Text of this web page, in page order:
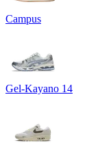
Campus
Gel-Kayano 14